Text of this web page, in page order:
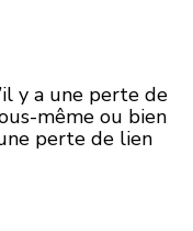
y a une perte de
même ou bien
perte de lien